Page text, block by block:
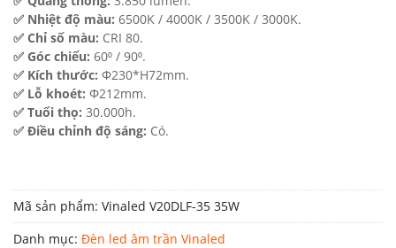
✅ Nhiệt độ màu: 6500K / 4000K / 3500K / 3000K.
✅ Chỉ số màu: CRI 80.
✅ Góc chiếu: 60⁰ / 90⁰.
✅ Kích thước: Φ230*H72mm.
✅ Lỗ khoét: Φ212mm.
✅ Tuổi thọ: 30.000h.
✅ Điều chỉnh độ sáng: Có.
Mã sản phẩm: Vinaled V20DLF-35 35W
Danh mục: Đèn led âm trần Vinaled